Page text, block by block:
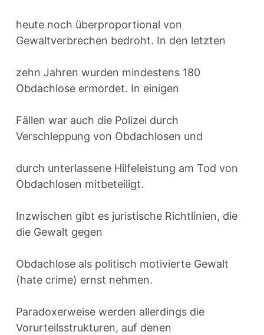
heute noch überproportional von
Gewaltverbrechen bedroht. In den letzten
zehn Jahren wurden mindestens 180
Obdachlose ermordet. In einigen
Fällen war auch die Polizei durch
Verschleppung von Obdachlosen und
durch unterlassene Hilfeleistung am Tod von
Obdachlosen mitbeteiligt.
Inzwischen gibt es juristische Richtlinien, die
die Gewalt gegen
Obdachlose als politisch motivierte Gewalt
(hate crime) ernst nehmen.
Paradoxerweise werden allerdings die
Vorurteilsstrukturen, auf denen